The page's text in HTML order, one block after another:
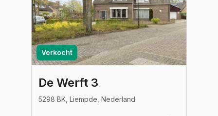
Verkocht
De Werft 3
5298 BK, Liempde, Nederland